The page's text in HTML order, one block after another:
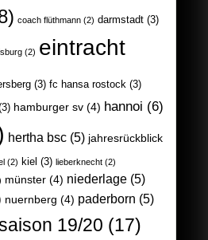
coach flüthmann (2) darmstadt (3)
(2) eintracht
(3) fc hansa rostock (3)
hamburger sv (4) hannoi (6)
hertha bsc (5) jahresrückblick
(2) kiel (3) lieberknecht (2)
münster (4) niederlage (5)
nuernberg (4) paderborn (5)
19/20 (17)